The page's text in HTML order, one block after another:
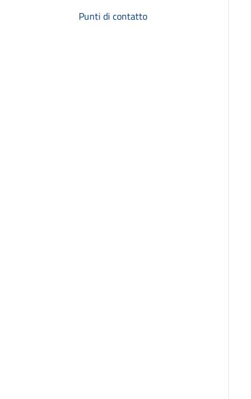
Punti di contatto